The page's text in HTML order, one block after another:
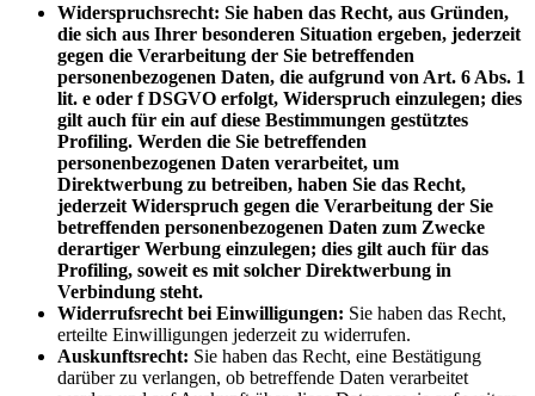
Widerspruchsrecht: Sie haben das Recht, aus Gründen,
die sich aus Ihrer besonderen Situation ergeben, jederzeit
gegen die Verarbeitung der Sie betreffenden
personenbezogenen Daten, die aufgrund von Art. 6 Abs. 1
lit. e oder f DSGVO erfolgt, Widerspruch einzulegen; dies
gilt auch für ein auf diese Bestimmungen gestütztes
Profiling. Werden die Sie betreffenden
personenbezogenen Daten verarbeitet, um
Direktwerbung zu betreiben, haben Sie das Recht,
jederzeit Widerspruch gegen die Verarbeitung der Sie
betreffenden personenbezogenen Daten zum Zwecke
derartiger Werbung einzulegen; dies gilt auch für das
Profiling, soweit es mit solcher Direktwerbung in
Verbindung steht.
Widerrufsrecht bei Einwilligungen: Sie haben das Recht,
erteilte Einwilligungen jederzeit zu widerrufen.
Auskunftsrecht: Sie haben das Recht, eine Bestätigung
darüber zu verlangen, ob betreffende Daten verarbeitet